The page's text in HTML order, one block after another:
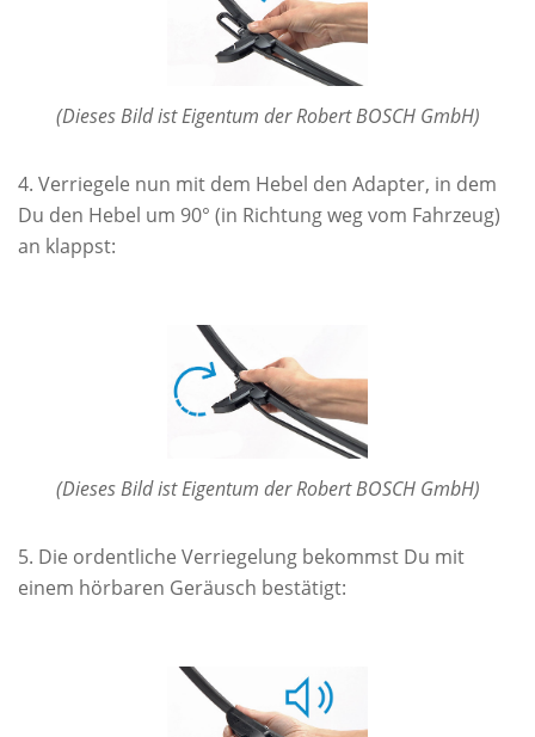
(Dieses Bild ist Eigentum der Robert BOSCH GmbH)
Verriegele nun mit dem Hebel den Adapter, in dem
Du den Hebel um 90° (in Richtung weg vom Fahrzeug)
an klappst:
(Dieses Bild ist Eigentum der Robert BOSCH GmbH)
Die ordentliche Verriegelung bekommst Du mit
einem hörbaren Geräusch bestätigt: